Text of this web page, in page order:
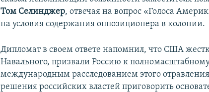
Том Селинджер, отвечая на вопрос «Голоса
на условия содержания оппозиционера в колонии.
Дипломат в своем ответе напомнил, что США
Навального, призвали Россию к полномасштабному
международным расследованием этого
решения российских властей приговорить